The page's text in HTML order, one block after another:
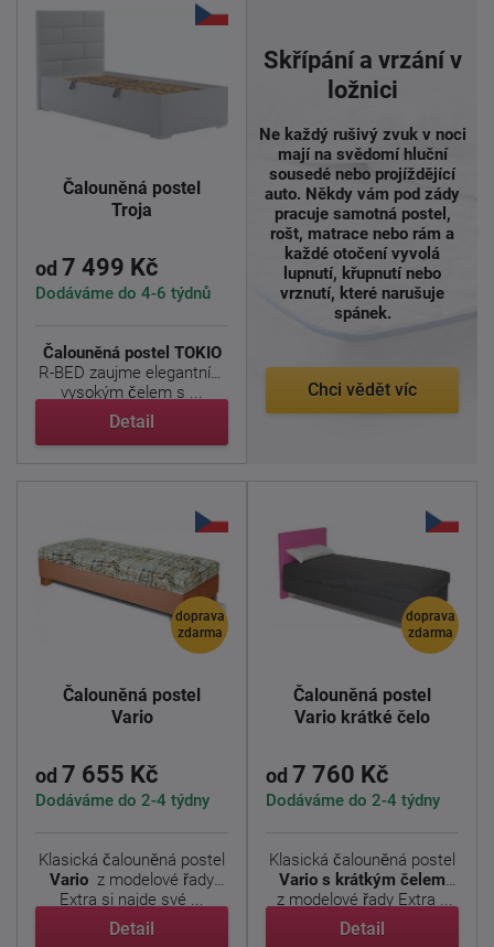
Čalouněná postel
Troja
od 7 499 Kč
Dodáváme do 4-6 týdnů
Čalouněná postel TOKIO
R-BED zaujme elegantním
vysokým čelem s ...
Detail
Skřípání a vrzání v
ložnici
Ne každý rušivý zvuk v noci
mají na svědomí hluční
sousedé nebo projíždějící
auto. Někdy vám pod zády
pracuje samotná postel,
rošt, matrace nebo rám a
každé otočení vyvolá
lupnutí, křupnutí nebo
vrznutí, které narušuje
spánek.
Chci vědět víc
doprava
zdarma
Čalouněná postel
Vario
od 7 655 Kč
Dodáváme do 2-4 týdny
Klasická čalouněná postel
Vario z modelové řady
Extra si najde své ...
Detail
doprava
zdarma
Čalouněná postel
Vario krátké čelo
od 7 760 Kč
Dodáváme do 2-4 týdny
Klasická čalouněná postel
Vario s krátkým čelem
z modelové řady Extra ...
Detail